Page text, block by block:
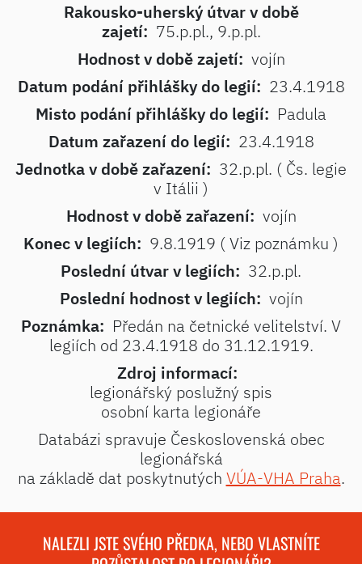
Rakousko-uherský útvar v době
zajetí: 75.p.pl., 9.p.pl.
Hodnost v době zajetí: vojín
Datum podání přihlášky do legií: 23.4.1918
Misto podání přihlášky do legií: Padula
Datum zařazení do legií: 23.4.1918
Jednotka v době zařazení: 32.p.pl. ( Čs. legie
v Itálii )
Hodnost v době zařazení: vojín
Konec v legiích: 9.8.1919 ( Viz poznámku )
Poslední útvar v legiích: 32.p.pl.
Poslední hodnost v legiích: vojín
Poznámka: Předán na četnické velitelství. V
legiích od 23.4.1918 do 31.12.1919.
Zdroj informací:
legionářský poslužný spis
osobní karta legionáře
Databázi spravuje Československá obec
legionářská
na základě dat poskytnutých VÚA-VHA Praha.
NALEZLI JSTE SVÉHO PŘEDKA, NEBO VLASTNÍTE